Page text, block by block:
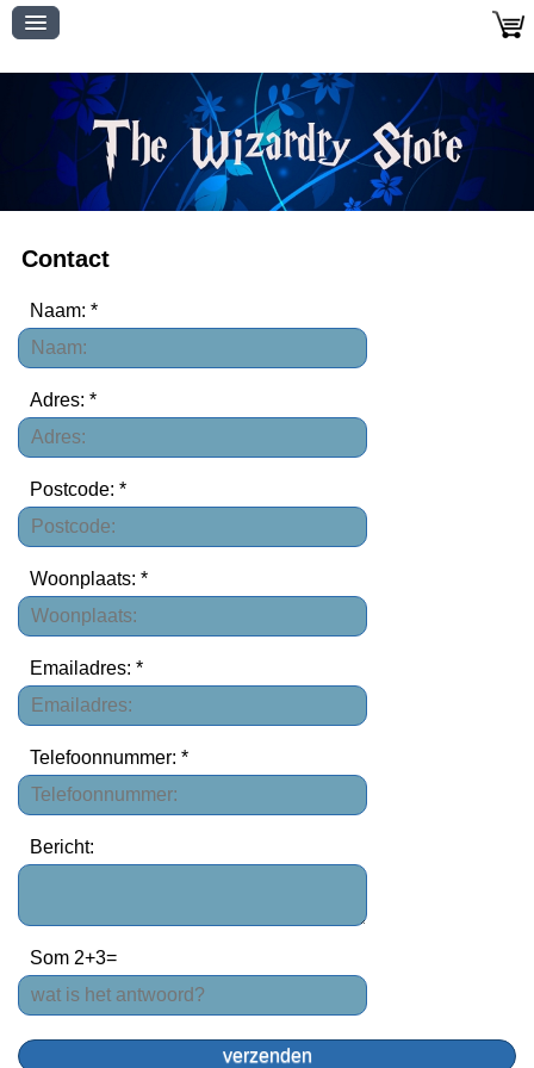
Contact
Naam: *
Adres: *
Postcode: *
Woonplaats: *
Emailadres: *
Telefoonnummer: *
Bericht:
Som 2+3=
verzenden